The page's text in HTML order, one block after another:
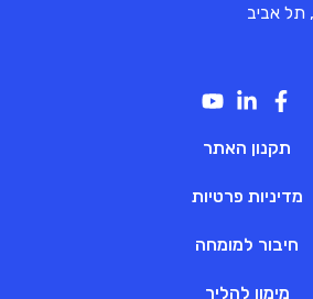
תקנון האתר
מדיניות פרטיות
חיבור למומחה
מימון להליך